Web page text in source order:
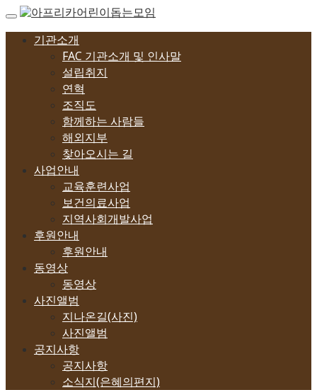
Skip
content기관소개
FAC 기관소개 및 인사말
설립취지
연혁
조직도
함께하는 사람들
해외지부
찾아오시는 길
사업안내
교육훈련사업
보건의료사업
지역사회개발사업
후원안내
후원안내
동영상
동영상
사진앨범
지나온길(사진)
사진앨범
공지사항
공지사항
소식지(은혜의편지)